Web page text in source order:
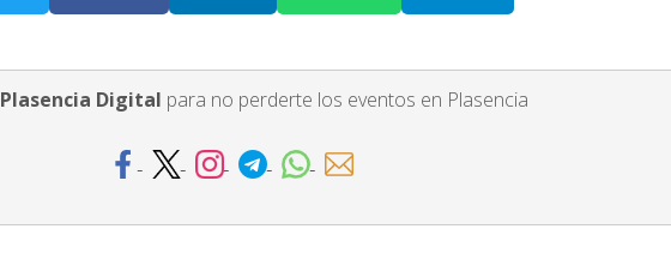
Plasencia Digital para no perderte los eventos en Plasencia